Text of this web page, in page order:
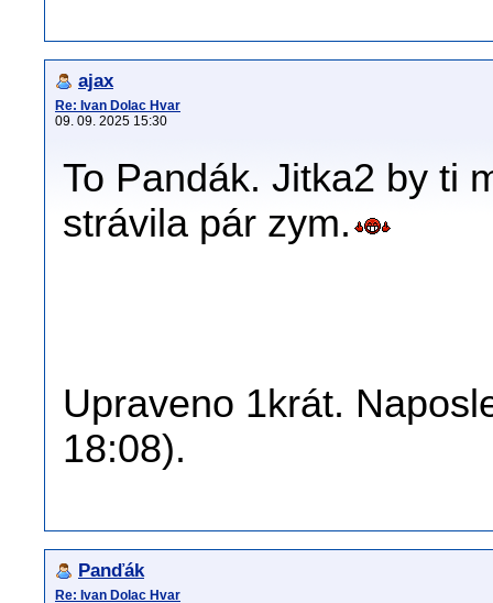
ajax
Re: Ivan Dolac Hvar
09. 09. 2025 15:30
To Pandák. Jitka2 by ti
strávila pár zym.
Upraveno 1krát.
18:08).
Panďák
Re: Ivan Dolac Hvar